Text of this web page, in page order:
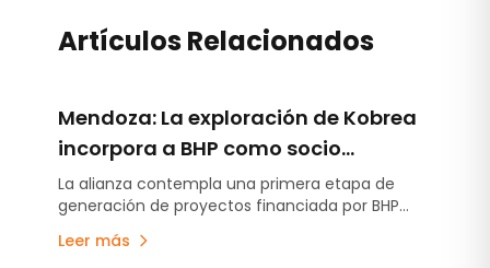
Artículos Relacionados
Mendoza: La exploración de Kobrea
incorpora a BHP como socio
estratégico
La alianza contempla una primera etapa de
generación de proyectos financiada por BHP
Metals Exploration y la posibilidad de avanzar
sobre hasta cuatro iniciativas mediante
Leer más